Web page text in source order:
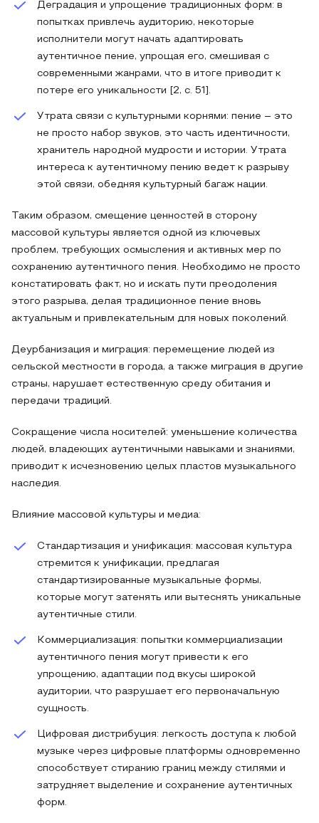
Деградация и упрощение традиционных форм: в
попытках привлечь аудиторию, некоторые
исполнители могут начать адаптировать
аутентичное пение, упрощая его, смешивая с
современными жанрами, что в итоге приводит к
потере его уникальности [2, с. 51].
Утрата связи с культурными корнями: пение – это
не просто набор звуков, это часть идентичности,
хранитель народной мудрости и истории. Утрата
интереса к аутентичному пению ведет к разрыву
этой связи, обедняя культурный багаж нации.
Таким образом, смещение ценностей в сторону
массовой культуры является одной из ключевых
проблем, требующих осмысления и активных мер по
сохранению аутентичного пения. Необходимо не просто
констатировать факт, но и искать пути преодоления
этого разрыва, делая традиционное пение вновь
актуальным и привлекательным для новых поколений.
Деурбанизация и миграция: перемещение людей из
сельской местности в города, а также миграция в другие
страны, нарушает естественную среду обитания и
передачи традиций.
Сокращение числа носителей: уменьшение количества
людей, владеющих аутентичными навыками и знаниями,
приводит к исчезновению целых пластов музыкального
наследия.
Влияние массовой культуры и медиа:
Стандартизация и унификация: массовая культура
стремится к унификации, предлагая
стандартизированные музыкальные формы,
которые могут затенять или вытеснять уникальные
аутентичные стили.
Коммерциализация: попытки коммерциализации
аутентичного пения могут привести к его
упрощению, адаптации под вкусы широкой
аудитории, что разрушает его первоначальную
сущность.
Цифровая дистрибуция: легкость доступа к любой
музыке через цифровые платформы одновременно
способствует стиранию границ между стилями и
затрудняет выделение и сохранение аутентичных
форм.